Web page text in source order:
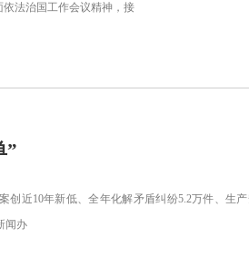
法治国工作会议精神，接
”
近10年新低、全年化解矛盾纠纷5.2万件、生
闻办